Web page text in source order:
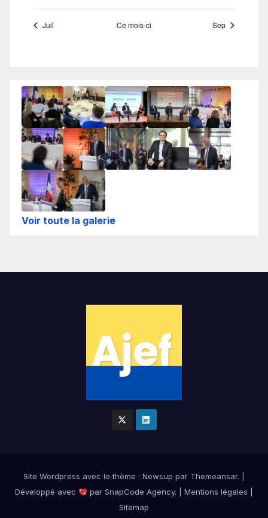
Voir toute la galerie
Site Wordpress avec le thème : Newsup par Themeansar.
Développé avec
par SnapCode Agency. Mentions légales
Sitemap